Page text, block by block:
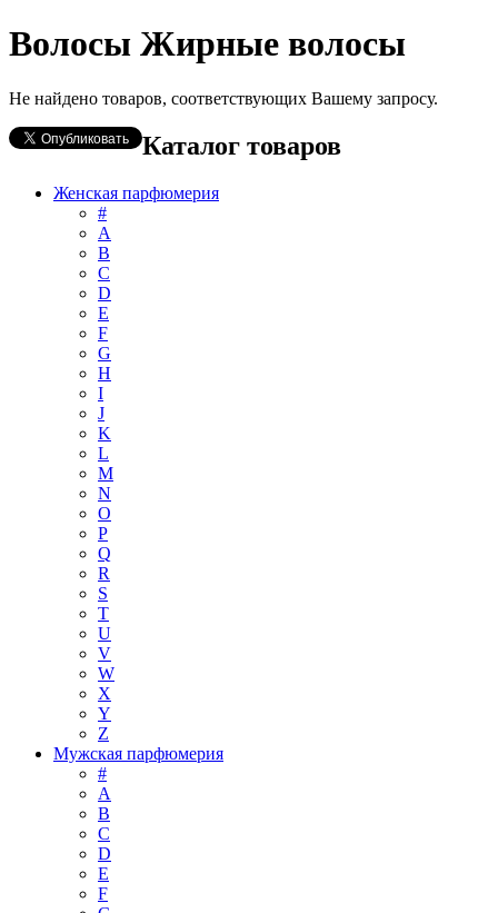
Волосы Жирные волосы
Не найдено товаров, соответствующих Вашему запросу.
Каталог товаров
Женская парфюмерия
#
А
B
C
D
E
F
G
H
I
J
K
L
M
N
O
P
Q
R
S
T
U
V
W
X
Y
Z
Мужская парфюмерия
#
A
B
C
D
E
F